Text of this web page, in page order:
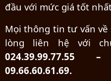
đầu với mức giá tốt
Mọi thông tin tư vấn về
lòng liên hệ với
024.39.99.77.55
09.66.60.61.69.